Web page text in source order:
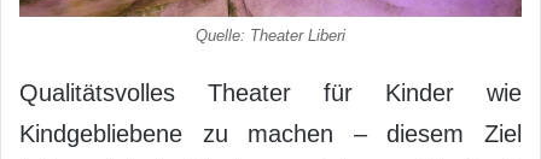
Quelle: Theater Liberi
Qualitätsvolles Theater für Kinder wie
Kindgebliebene zu machen – diesem Ziel